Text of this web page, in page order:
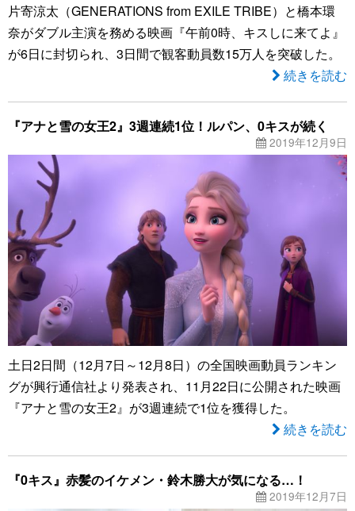
片寄涼太（GENERATIONS from EXILE TRIBE）と橋本環
奈がダブル主演を務める映画『午前0時、キスしに来てよ』
が6日に封切られ、3日間で観客動員数15万人を突破した。
続きを読む
『アナと雪の女王2』3週連続1位！ルパン、0キスが続く
2019年12月9日
土日2日間（12月7日～12月8日）の全国映画動員ランキン
グが興行通信社より発表され、11月22日に公開された映画
『アナと雪の女王2』が3週連続で1位を獲得した。
続きを読む
『0キス』赤髪のイケメン・鈴木勝大が気になる…！
2019年12月7日